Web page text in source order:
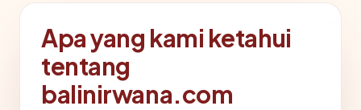
Apa yang kami ketahui
tentang
balinirwana.com